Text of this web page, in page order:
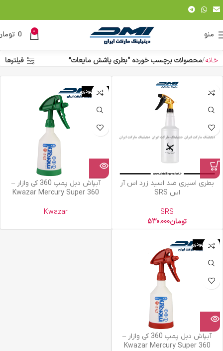
منو 0
0
خانه محصولات برچسب خورده “بطری پاشش مایعات” فیلترها
بطری اسپری ضد اسید زرد اس آر
اس SRS
SRS
تومان530.000
اتمام موجودی
آبپاش دبل پمپ 360 کی وازار –
Kwazar Mercury Super 360
Kwazar
اتمام موجودی
آبپاش دبل پمپ 360 کی وازار –
Kwazar Mercury Super 360